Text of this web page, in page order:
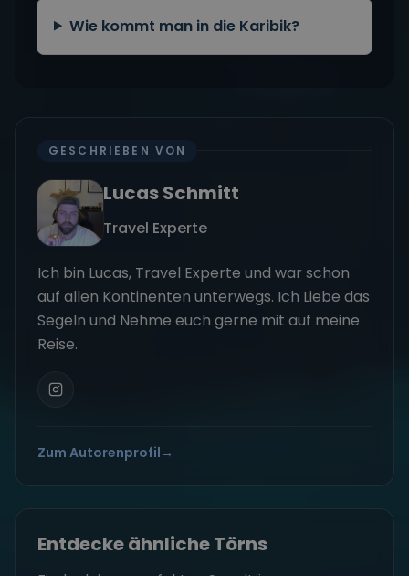
Wie kommt man in die Karibik?
GESCHRIEBEN VON
Lucas Schmitt
Travel Experte
Ich bin Lucas, Travel Experte und war schon
auf allen Kontinenten unterwegs. Ich Liebe das
Segeln und Nehme euch gerne mit auf meine
Reise.
Zum Autorenprofil →
Entdecke ähnliche Törns